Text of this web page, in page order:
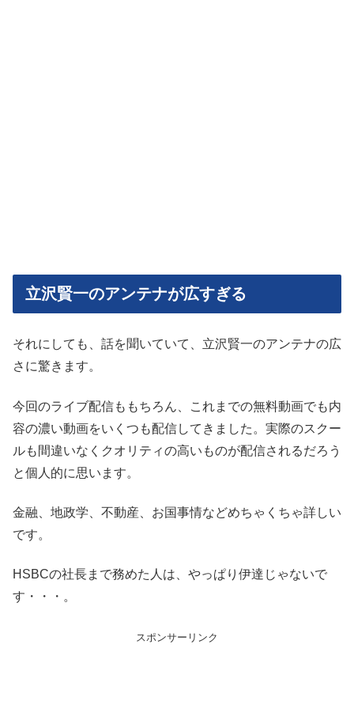
立沢賢一のアンテナが広すぎる
それにしても、話を聞いていて、立沢賢一のアンテナの広
さに驚きます。
今回のライブ配信ももちろん、これまでの無料動画でも内
容の濃い動画をいくつも配信してきました。実際のスクー
ルも間違いなくクオリティの高いものが配信されるだろう
と個人的に思います。
金融、地政学、不動産、お国事情などめちゃくちゃ詳しい
です。
HSBCの社長まで務めた人は、やっぱり伊達じゃないで
す・・・。
スポンサーリンク